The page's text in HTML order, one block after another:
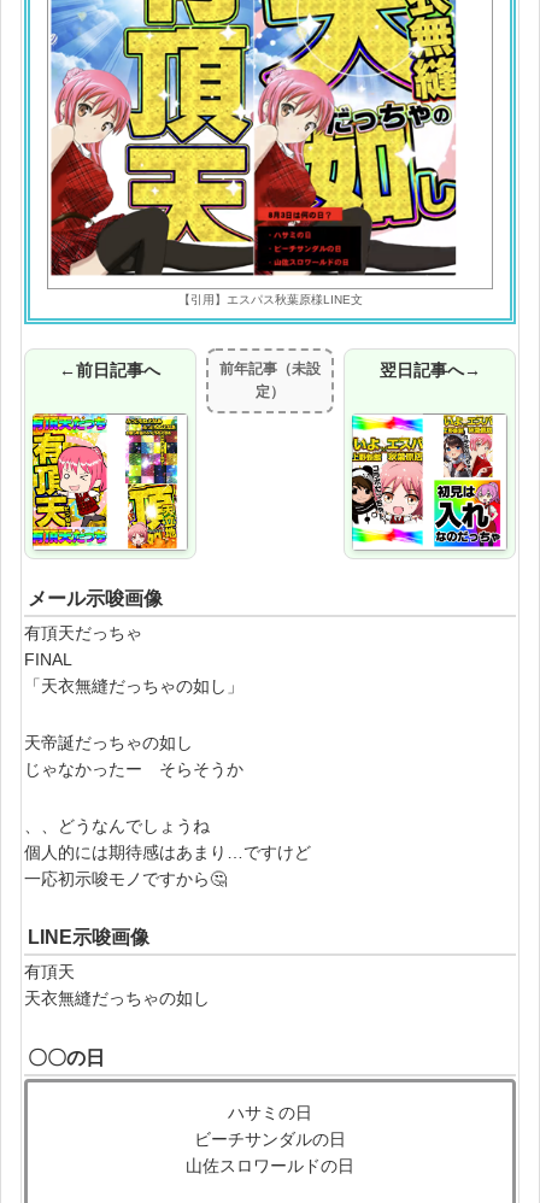
【引用】エスパス秋葉原様LINE文
←前日記事へ
前年記事（未設
定）
翌日記事へ→
メール示唆画像
有頂天だっちゃ
FINAL
「天衣無縫だっちゃの如し」
天帝誕だっちゃの如し
じゃなかったー そらそうか
、、どうなんでしょうね
個人的には期待感はあまり…ですけど
一応初示唆モノですから🤔
LINE示唆画像
有頂天
天衣無縫だっちゃの如し
〇〇の日
ハサミの日
ビーチサンダルの日
山佐スロワールドの日